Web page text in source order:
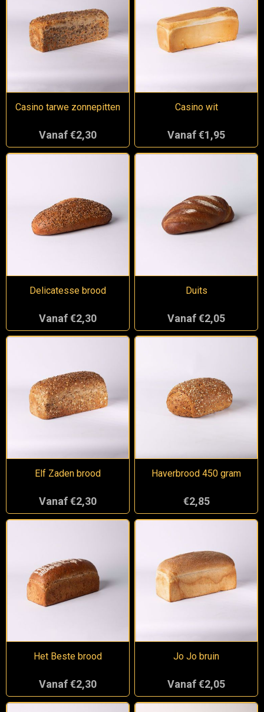
Casino tarwe zonnepitten
Vanaf €2,30
Casino wit
Vanaf €1,95
Delicatesse brood
Vanaf €2,30
Duits
Vanaf €2,05
Elf Zaden brood
Vanaf €2,30
Haverbrood 450 gram
€2,85
Het Beste brood
Vanaf €2,30
Jo Jo bruin
Vanaf €2,05